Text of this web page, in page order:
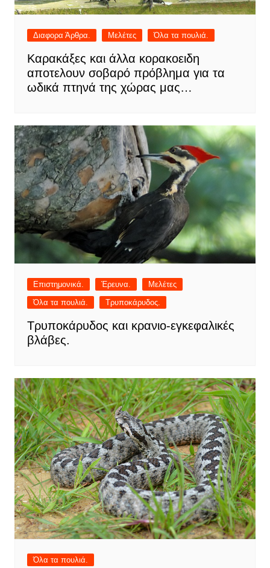
Διαφορα Άρθρα. Μελέτες Όλα τα πουλιά.
Καρακάξες και άλλα κορακοειδη
αποτελουν σοβαρό πρόβλημα για τα
ωδικά πτηνά της χώρας μας…
Επιστημονικά. Έρευνα.
Μελέτες
Όλα τα πουλιά.
Τρυποκάρυδος.
Τρυποκάρυδος και κρανιο-εγκεφαλικές
βλάβες.
Όλα τα πουλιά.